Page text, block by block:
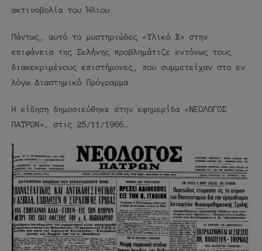
ακτινοβολία του Ήλιου.
Πάντως, αυτό το μυστηριώδες «Υλικό Χ» στην
επιφάνεια της Σελήνης προβλημάτιζε εντόνως τους
διακεκριμένους επιστήμονες, που συμμετείχαν στο εν
λόγω Διαστημικό Πρόγραμμα.
Η είδηση δημοσιεύθηκε στην εφημερίδα «ΝΕΟΛΟΓΟΣ
ΠΑΤΡΩΝ», στις 25/11/1966…